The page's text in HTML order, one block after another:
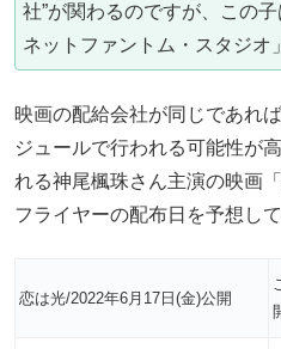
社”が関わるのですが、この
ネットファントム・スタジオ
映画の配給会社が同じであれ
ジュールで行われる可能性が
れる神尾楓珠さん主演の映画
フライヤーの配布日を予想して
恋は光/2022年6月17日(金)公開